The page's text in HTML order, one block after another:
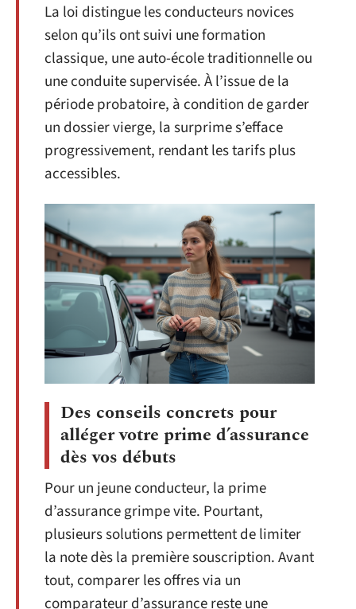
La loi distingue les conducteurs novices
selon qu’ils ont suivi une formation
classique, une auto-école traditionnelle ou
une conduite supervisée. À l’issue de la
période probatoire, à condition de garder
un dossier vierge, la surprime s’efface
progressivement, rendant les tarifs plus
accessibles.
Des conseils concrets pour
alléger votre prime d’assurance
dès vos débuts
Pour un jeune conducteur, la prime
d’assurance grimpe vite. Pourtant,
plusieurs solutions permettent de limiter
la note dès la première souscription. Avant
tout, comparer les offres via un
comparateur d’assurance reste une